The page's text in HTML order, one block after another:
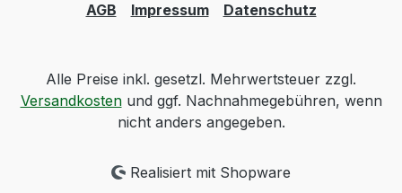
AGB Impressum Datenschutz
Alle Preise inkl. gesetzl. Mehrwertsteuer zzgl.
Versandkostenund ggf. Nachnahmegebühren, wenn
nicht anders angegeben.
Realisiert mit Shopware